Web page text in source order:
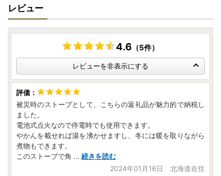
レビュー
4.6 （5件）
レビューを非表示にする
被災時のストーブとして、こちらの返礼品が魅力的で納税し
ました。
電池式点火なので停電時でも使用できます。
やかんを載せれば湯を沸かせますし、冬には暖を取りながら
煮物もできます。
このストーブで角 ... 続きを読む
2024年01月16日 北海道在住